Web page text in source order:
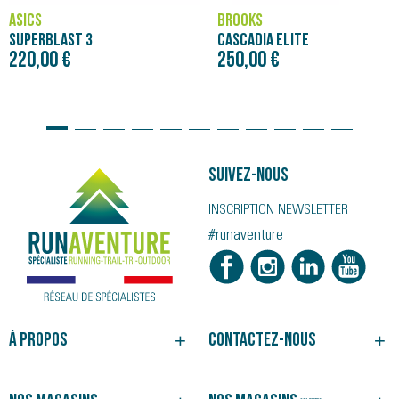
ASICS
SUPERBLAST 3
220,00 €
BROOKS
CASCADIA ELITE
250,00 €
À propos
NOS MAGASINS
Contactez-nous
SUIVRE VOTRE COMMANDE
Suivez-nous
INSCRIPTION NEWSLETTER
#runaventure